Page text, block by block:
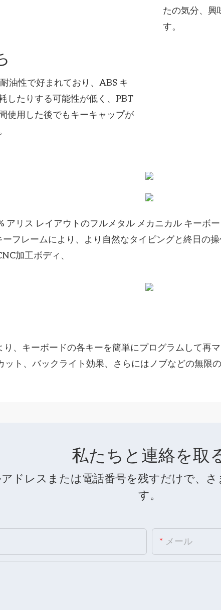
たの気分、興
す。
油性で好まれており、ABS キ
したりする可能性が低く、PBT
使用した後でもキーキャップが
アリス レイアウトのフルメタル メカニカル キーボ
フレームにより、より自然なタイピングと終日の
加工ボディ、
、キーボードの各キーを簡単にプログラムして再
ト、バックライト効果、さらにはノブなどの無限
私たちと連絡を取
ドレスまたは電話番号を残すだけで、
す。
メール